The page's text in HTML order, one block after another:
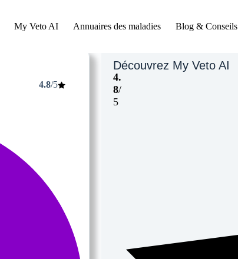
My Veto AI Annuaires des maladies Blog & Conseils
4.8/5
Découvrez My Veto AI
4.
8/
5